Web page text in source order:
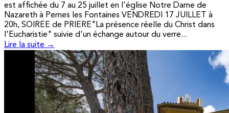
est affichée du 7 au 25 juillet en l'église Notre Dame de
Nazareth à Pernes les Fontaines VENDREDI 17 JUILLET à
20h, SOIREE de PRIERE"La présence réelle du Christ dans
l'Eucharistie" suivie d'un échange autour du verre...
Lire la suite →